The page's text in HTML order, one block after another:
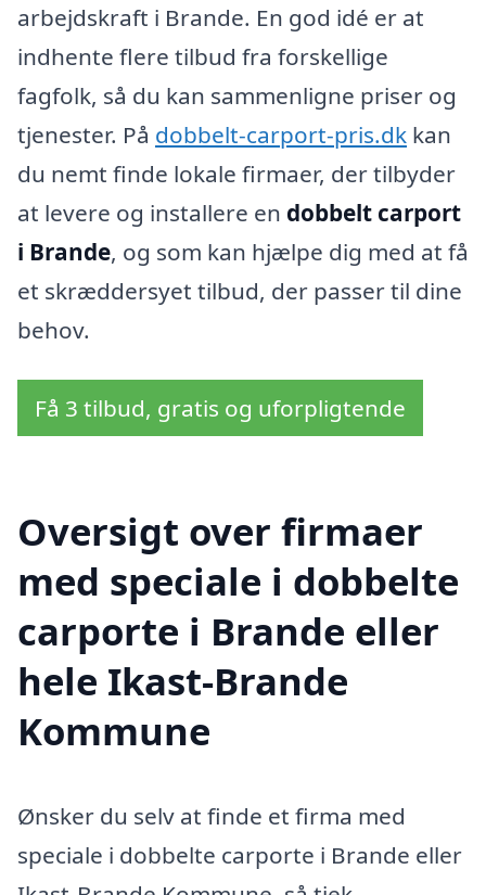
arbejdskraft i Brande. En god idé er at
indhente flere tilbud fra forskellige
fagfolk, så du kan sammenligne priser og
tjenester. På dobbelt-carport-pris.dk kan
du nemt finde lokale firmaer, der tilbyder
at levere og installere en dobbelt carport
i Brande, og som kan hjælpe dig med at få
et skræddersyet tilbud, der passer til dine
behov.
Få 3 tilbud, gratis og uforpligtende
Oversigt over firmaer
med speciale i dobbelte
carporte i Brande eller
hele Ikast-Brande
Kommune
Ønsker du selv at finde et firma med
speciale i dobbelte carporte i Brande eller